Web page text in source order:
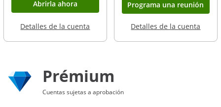
Abrirla ahoraAbre superposición
Detalles de la cuenta Abre superposición
Programa una reunión
Detalles de la cuenta
Prémium
Cuentas sujetas a aprobación